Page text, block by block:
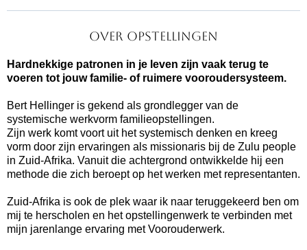
over opstellingen
Hardnekkige patronen in je leven zijn vaak terug te
voeren tot jouw familie- of ruimere vooroudersysteem.
Bert Hellinger is gekend als grondlegger van de
systemische werkvorm familieopstellingen.
Zijn werk komt voort uit het systemisch denken en kreeg
vorm door zijn ervaringen als missionaris bij de Zulu people
in Zuid-Afrika. Vanuit die achtergrond ontwikkelde hij een
methode die zich beroept op het werken met representanten.
Zuid-Afrika is ook de plek waar ik naar teruggekeerd ben om
mij te herscholen en het opstellingenwerk te verbinden met
mijn jarenlange ervaring met Voorouderwerk.